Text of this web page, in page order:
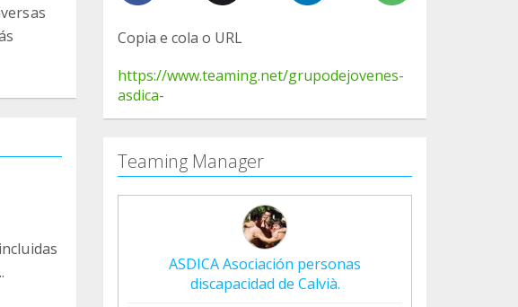
Copia e cola o URL
https://www.teaming.net/grupodejovenes-
asdica-
Teaming Manager
ASDICA Asociación personas
discapacidad de Calvià.